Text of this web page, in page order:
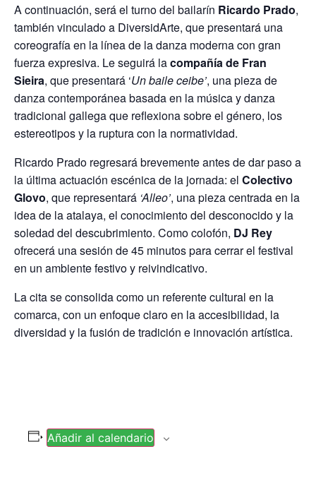
A continuación, será el turno del bailarín Ricardo Prado,
también vinculado a DiversidArte, que presentará una
coreografía en la línea de la danza moderna con gran
fuerza expresiva. Le seguirá lacompañía de Fran
Sieira, que presentará ‘Un baile ceibe’, una pieza de
danza contemporánea basada en la música y danza
tradicional gallega que reflexiona sobre el género, los
estereotipos y la ruptura con la normatividad.
Ricardo Prado regresará brevemente antes de dar paso a
la última actuación escénica de la jornada: el Colectivo
Glovo, que representará ‘Alleo’, una pieza centrada en la
idea de la atalaya, el conocimiento del desconocido y la
soledad del descubrimiento. Como colofón, DJ Rey
ofrecerá una sesión de 45 minutos para cerrar el festival
en un ambiente festivo y reivindicativo.
La cita se consolida como un referente cultural en la
comarca, con un enfoque claro en la accesibilidad, la
diversidad y la fusión de tradición e innovación artística.
Añadir al calendario